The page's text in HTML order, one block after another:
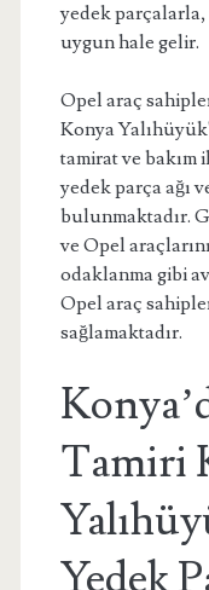
yedek
uygun hale gelir.
Opel araç
Konya
tamirat ve bakım
yedek parça ağı
bulunmaktadır.
ve Opel
odaklanma gibi
Opel araç
sağlamaktadır.
Tamiri